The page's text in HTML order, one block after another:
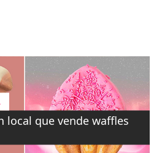
local que vende waffles